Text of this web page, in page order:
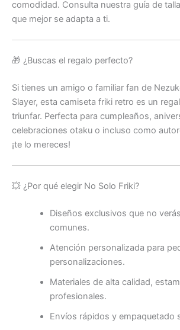
comodidad. Consulta nuestra guía de
que mejor se adapta a ti.
🎁 ¿Buscas el regalo perfecto?
Si tienes un amigo o familiar fan de
Slayer, esta camiseta friki retro es un
triunfar. Perfecta para cumpleaños,
celebraciones otaku o incluso como
¡te lo mereces!
💥 ¿Por qué elegir No Solo Friki?
Diseños exclusivos que no
comunes.
Atención personalizada para
personalizaciones.
Materiales de alta calidad,
profesionales.
Envíos rápidos y empaquetado